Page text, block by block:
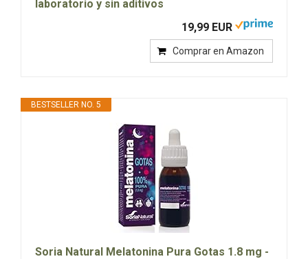
laboratorio y sin aditivos
19,99 EUR
Comprar en Amazon
BESTSELLER NO. 5
Soria Natural Melatonina Pura Gotas 1.8 mg -